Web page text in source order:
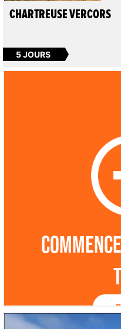
CHARTREUSE VERCORS
5 JOURS